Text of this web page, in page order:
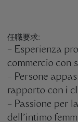
任職要求:
– Esperienza
commercio con
– Persone
rapporto con i
– Passione per
dell’intimo